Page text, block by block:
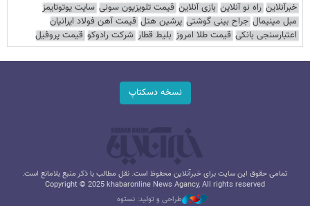
خبرآنلاین راه نو آنلاین بازی آنلاین قیمت تلویزیون سونی سایت یوتوتایمز
مبل مینیمال جراح بینی گوشتی پرشین هتل قیمت آهن فولاد ایرانیان
اعتبارسنجی بانکی قیمت طلا امروز بلیط قطار شرکت رادوکو قیمت پروفیل
نسخه دسکتاپ
تمامی حقوق این سایت برای خبرآنلاین محفوظ است. نقل مطالب با ذکر منبع بلامانع است.
Copyright © 2025 khabaronline News Agancy, All rights reserved
طراحی و تولید: نستوه